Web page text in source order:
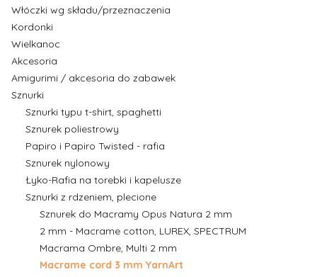
Włóczki wg składu/przeznaczenia
Kordonki
Wielkanoc
Akcesoria
Amigurimi / akcesoria do zabawek
Sznurki
Sznurki typu t-shirt, spaghetti
Sznurek poliestrowy
Papiro i Papiro Twisted - rafia
Sznurek nylonowy
Łyko-Rafia na torebki i kapelusze
Sznurki z rdzeniem, plecione
Sznurek do Macramy Opus Natura 2 mm
2 mm - Macrame cotton, LUREX, SPECTRUM
Macrama Ombre, Multi 2 mm
Macrame cord 3 mm YarnArt